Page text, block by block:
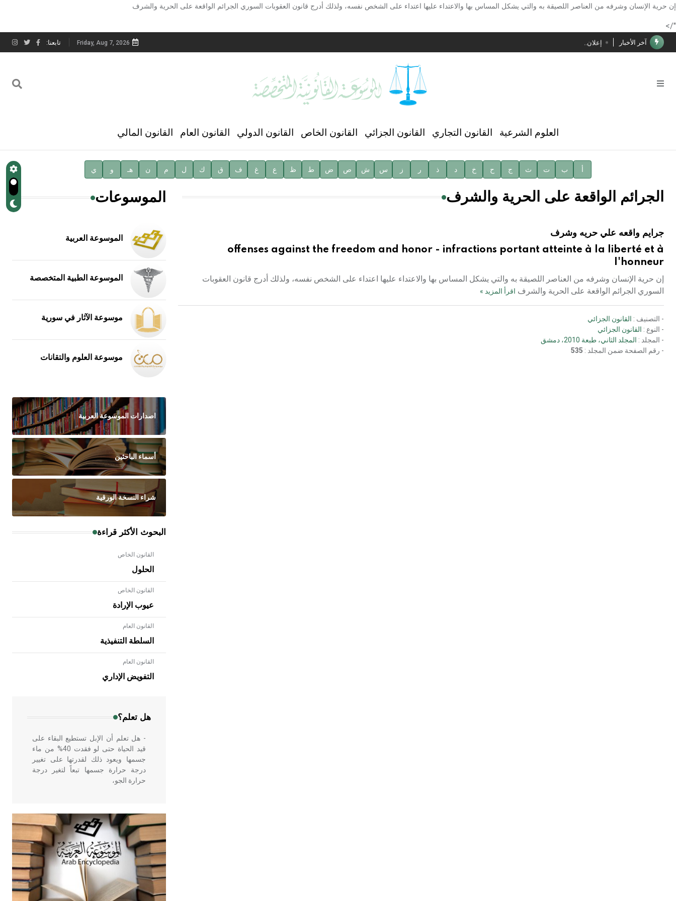
إن حرية الإنسان وشرفه من العناصر اللصيقة به والتي يشكل المساس بها والاعتداء عليها اعتداء على الشخص نفسه، ولذلك أدرج قانون العقوبات السوري الجرائم الواقعة على الحرية والشرف
"/>
آخر الأخبار
الأستاذ إياد خالد الطباع مدير عام لهيئة الموسوعة العربية
إعلان..
فوز الأستاذ الدكتور محمود السيد بجائزة مجمع الملك سليمان العالمي للغة العربية
الأستاذ إياد خالد الطباع مدير عام لهيئة الموسوعة العربية
Friday, Aug 7, 2026 تابعنا:
العلوم الشرعية القانون التجاري القانون الجزائي القانون الخاص القانون الدولي القانون العام القانون المالي
أ ب ت ث ج ح خ د ذ ر ز س ش ص ض ط ظ ع غ ف ق ك ل م ن هـ و ي
الجرائم الواقعة على الحرية والشرف
جرايم واقعه علي حريه وشرف
offenses against the freedom and honor - infractions portant atteinte à la liberté et à
l'honneur
إن حرية الإنسان وشرفه من العناصر اللصيقة به والتي يشكل المساس بها والاعتداء عليها اعتداء على الشخص نفسه، ولذلك أدرج قانون العقوبات
السوري الجرائم الواقعة على الحرية والشرف اقرأ المزيد »
- التصنيف : القانون الجزائي
- النوع : القانون الجزائي
- المجلد : المجلد الثاني، طبعة 2010، دمشق
- رقم الصفحة ضمن المجلد : 535
الموسوعات
الموسوعة العربية
الموسوعة الطبية المتخصصة
موسوعة الآثار في سورية
موسوعة العلوم والتقانات
اصدارات الموسوعة العربية
أسماء الباحثين
شراء النسخة الورقية
البحوث الأكثر قراءة
القانون الخاص
الحلول
القانون الخاص
عيوب الإرادة
القانون العام
السلطة التنفيذية
القانون العام
التفويض الإداري
هل تعلم؟
- هل تعلم أن الأبلق نوع من الفنون
الهندسية التي ارتبطت بالعمارة الإسلامية
في بلاد الشام ومصر خاصة، حيث يحرص
- هل تعلم أن الإبل تستطيع البقاء على
قيد الحياة حتى لو فقدت 40% من ماء
جسمها ويعود ذلك لقدرتها على تغيير
درجة حرارة جسمها تبعاً لتغير درجة
حرارة الجو،
- هل تعلم أن أبقراط كتب في الطب
أربعة مؤلفات هي: الحكم، الأدلة، تنظيم
التغذية، ورسالته في جروح الرأس.
ويعود له الفضل بأنه حرر الطب من
الدين والفلسفة.
- هل تعلم أن المرجان إفراز حيواني